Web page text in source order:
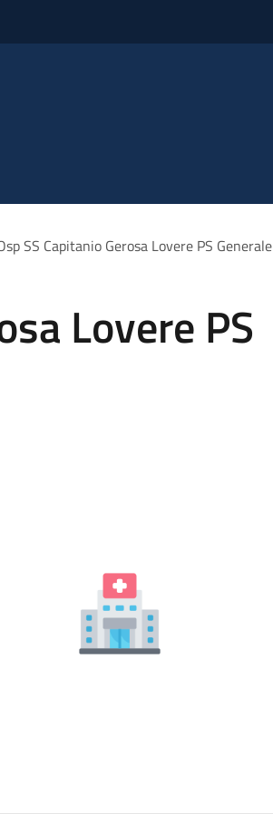
SS Capitanio Gerosa Lovere PS Generale
Lovere PS